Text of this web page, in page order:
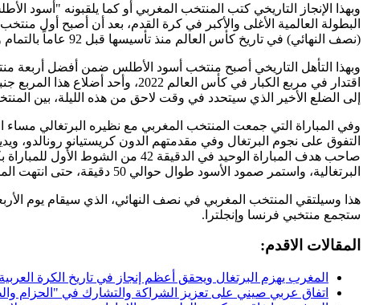
وبهذا الإنجاز التاريخي كتب المنتخب المغربي أو كما يلقبونه
البطولة العالمية الأغلى والأكبر في كرة القدم، بعد أن أصبح أول
(نصف النهائي) في تاريخ كأس العالم منذ تأسيسها قبل 92 عاماً بالتمام والكمال.
وبهذا التأهل التاريخي أصبح منتخب أسود الأطلس ضمن أفضل أربعة
اقتدار في مربع الكبار في كأس العالم
إلى الضلع الأخير الذي سيتحدد في وقت لاحق من هذه الليلة، بين
وفي المباراة التي جمعت المنتخب المغربي مع نظيره البرتغالي
التفوق على نجوم البرتغال وفي مقدمتهم الدون كريستيانو رونالدو،
صاحب هدف المباراة الوحيد في الدقيقة 42
البرتغالية، واستمر صمود الأسود طوال حوالي 50 دقيقة، حتى انتهت المباراة بفوز مستحق وجدير بالثناء.
هذا وسيلتقي المنتخب المغربي في نصف النهائي، الذي سيقام يوم
ستجمع منتخبي فرنسا وإنجلترا.
المقالات الاقدم:
المغرب يهزم البرتغال ويحقق أعظم إنجاز في تاريخ الكرة العربية
اتفاق عربي صيني على تعزيز الشراكة والتشارك في "الحزام